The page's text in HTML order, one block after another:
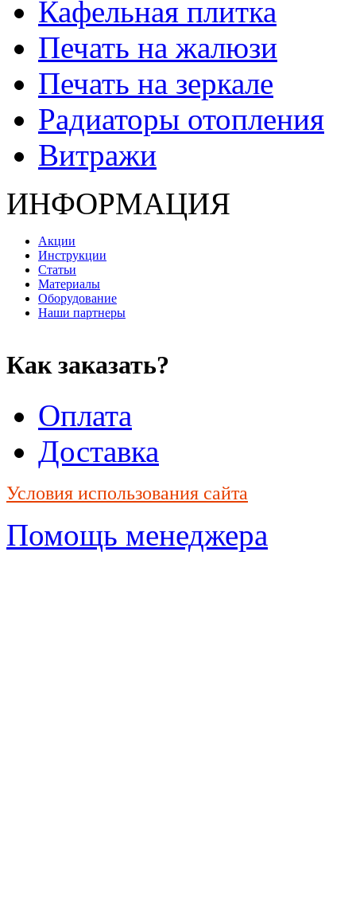
Кафельная плитка
Печать на жалюзи
Печать на зеркале
Радиаторы отопления
Витражи
ИНФОРМАЦИЯ
Акции
Инструкции
Статьи
Материалы
Оборудование
Наши партнеры
Как заказать?
Оплата
Доставка
Условия использования сайта
Помощь менеджера